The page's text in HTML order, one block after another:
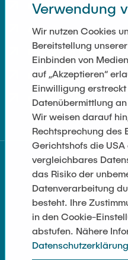
Kontakt
Anfahrt
Presse und Medien
Merchandise-Shop
Cookie-Einstellungen
Verwendung
Wir nutzen Cookies
Bereitstellung
Einbinden von
auf „Akzeptieren“
Einwilligung
Datenübermittlung
Wir weisen darauf
Rechtsprechung des
Gerichtshofs die
vergleichbares
das Risiko der
Datenverarbeitung
besteht. Ihre
in den Cookie-
abstufen. Nähere
Datenschutzerklärung